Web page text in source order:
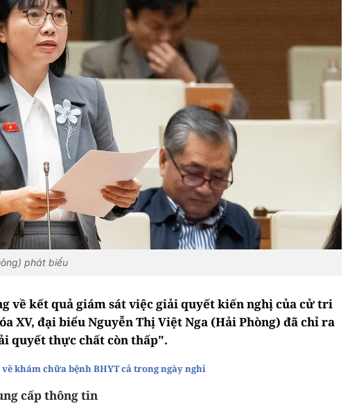
phát biểu
về kết quả giám sát việc giải quyết kiến nghị của cử tri
XV, đại biểu Nguyễn Thị Việt Nga (Hải Phòng) đã chỉ ra
quyết thực chất còn thấp".
khám chữa bệnh BHYT cả trong ngày nghỉ
cấp thông tin